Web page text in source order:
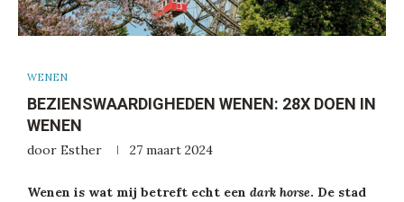
WENEN
BEZIENSWAARDIGHEDEN WENEN: 28X DOEN IN
WENEN
door Esther 27 maart 2024
Wenen is wat mij betreft echt een dark horse. De stad